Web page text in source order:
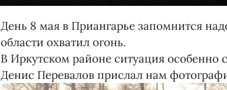
День 8 мая в Приангарье запомнится
области охватил огонь.
В Иркутском районе ситуация особенно
Денис Перевалов прислал нам